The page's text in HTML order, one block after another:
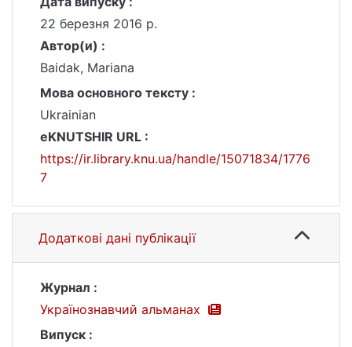
22 березня 2016 р.
Автор(и) :
Baidak, Mariana
Мова основного тексту :
Ukrainian
eKNUTSHIR URL :
https://ir.library.knu.ua/handle/15071834/1776
7
Додаткові дані публікації
Журнал :
Українознавчий альманах
Випуск :